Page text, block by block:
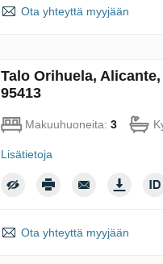
Ota yhteyttä myyjään
Talo Orihuela,
95413
Makuuhuoneita: 3
Lisätietoja
Ota yhteyttä myyjään